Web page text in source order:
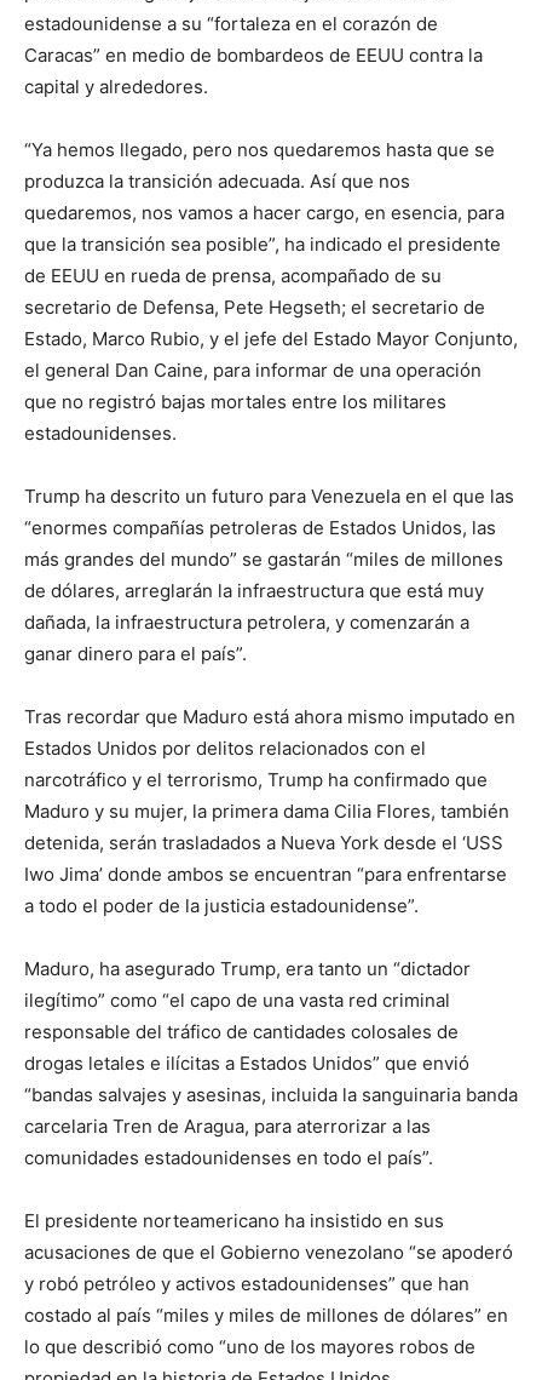
estadounidense a su “fortaleza en el corazón de
Caracas” en medio de bombardeos de EEUU contra la
capital y alrededores.
“Ya hemos llegado, pero nos quedaremos hasta que se
produzca la transición adecuada. Así que nos
quedaremos, nos vamos a hacer cargo, en esencia, para
que la transición sea posible”, ha indicado el presidente
de EEUU en rueda de prensa, acompañado de su
secretario de Defensa, Pete Hegseth; el secretario de
Estado, Marco Rubio, y el jefe del Estado Mayor Conjunto,
el general Dan Caine, para informar de una operación
que no registró bajas mortales entre los militares
estadounidenses.
Trump ha descrito un futuro para Venezuela en el que las
“enormes compañías petroleras de Estados Unidos, las
más grandes del mundo” se gastarán “miles de millones
de dólares, arreglarán la infraestructura que está muy
dañada, la infraestructura petrolera, y comenzarán a
ganar dinero para el país”.
Tras recordar que Maduro está ahora mismo imputado en
Estados Unidos por delitos relacionados con el
narcotráfico y el terrorismo, Trump ha confirmado que
Maduro y su mujer, la primera dama Cilia Flores, también
detenida, serán trasladados a Nueva York desde el ‘USS
Iwo Jima’ donde ambos se encuentran “para enfrentarse
a todo el poder de la justicia estadounidense”.
Maduro, ha asegurado Trump, era tanto un “dictador
ilegítimo” como “el capo de una vasta red criminal
responsable del tráfico de cantidades colosales de
drogas letales e ilícitas a Estados Unidos” que envió
“bandas salvajes y asesinas, incluida la sanguinaria banda
carcelaria Tren de Aragua, para aterrorizar a las
comunidades estadounidenses en todo el país”.
El presidente norteamericano ha insistido en sus
acusaciones de que el Gobierno venezolano “se apoderó
y robó petróleo y activos estadounidenses” que han
costado al país “miles y miles de millones de dólares” en
lo que describió como “uno de los mayores robos de